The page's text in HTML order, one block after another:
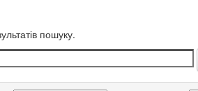
пошуку.